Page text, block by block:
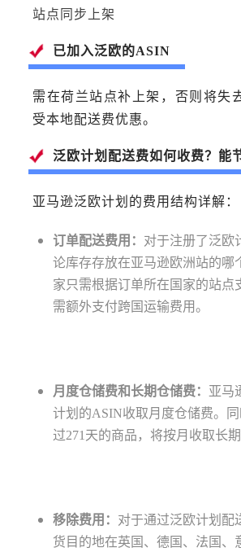
站点同步上架
已加入泛欧的ASIN
需在荷兰站点补上架，否则将失
受本地配送费优惠。
泛欧计划配送费如何收费？能
亚马逊泛欧计划的费用结构详解：
订单配送费用： 对于注册了泛欧
论库存存放在亚马逊欧洲站的哪
家只需根据订单所在国家的站点
需额外支付跨国运输费用。
月度仓储费和长期仓储费： 亚马
计划的ASIN收取月度仓储费。
过271天的商品，将按月收取长期
移除费用： 对于通过泛欧计划配
货目的地在英国、德国、法国、